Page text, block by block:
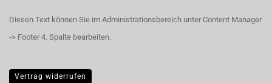
Diesen Text können Sie im Administrationsbereich unter Content Manager
-> Footer 4. Spalte bearbeiten.
Vertrag widerrufen